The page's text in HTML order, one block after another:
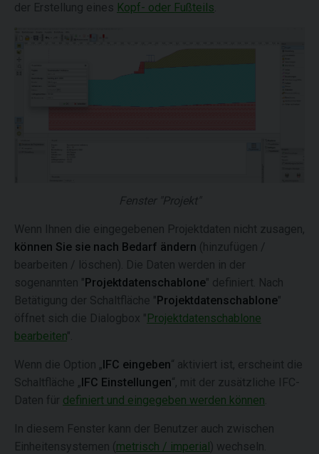
der Erstellung eines Kopf- oder Fußteils
Fenster "Projekt"
Wenn Ihnen die eingegebenen Projektdaten nicht zusagen,
können Sie sie nach Bedarf ändern (hinzufügen /
bearbeiten / löschen). Die Daten werden in der
sogenannten "Projektdatenschablone" definiert. Nach
Betätigung der Schaltfläche "Projektdatenschablone"
öffnet sich die Dialogbox "Projektdatenschablone
bearbeiten".
Wenn die Option „IFC eingeben“ aktiviert ist, erscheint die
Schaltfläche „IFC Einstellungen“, mit der zusätzliche IFC-
Daten für definiert und eingegeben werden können
In diesem Fenster kann der Benutzer auch zwischen
Einheitensystemen ( metrisch / imperial) wechseln.